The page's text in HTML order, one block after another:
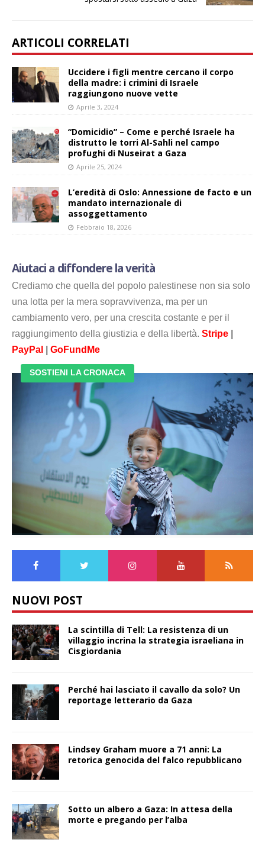
ARTICOLI CORRELATI
Uccidere i figli mentre cercano il corpo
della madre: i crimini di Israele
raggiungono nuove vette
Aprile 3, 2024
“Domicidio” – Come e perché Israele ha
distrutto le torri Al-Sahli nel campo
profughi di Nuseirat a Gaza
Aprile 25, 2024
L’eredità di Oslo: Annessione de facto e un
mandato internazionale di
assoggettamento
Febbraio 18, 2026
Aiutaci a diffondere la verità
Crediamo che quella del popolo palestinese non sia solo
una lotta per la mera sopravvivenza, ma per un
cambiamento vero, per una crescita costante e per il
raggiungimento della giustizia e della libertà. Stripe
PayPal
GoFundMe
SOSTIENI LA CRONACA
NUOVI POST
La scintilla di Tell: La resistenza di un
villaggio incrina la strategia israeliana in
Cisgiordania
Perché hai lasciato il cavallo da solo? Un
reportage letterario da Gaza
Lindsey Graham muore a 71 anni: La
retorica genocida del falco repubblicano
Sotto un albero a Gaza: In attesa della
morte e pregando per l’alba